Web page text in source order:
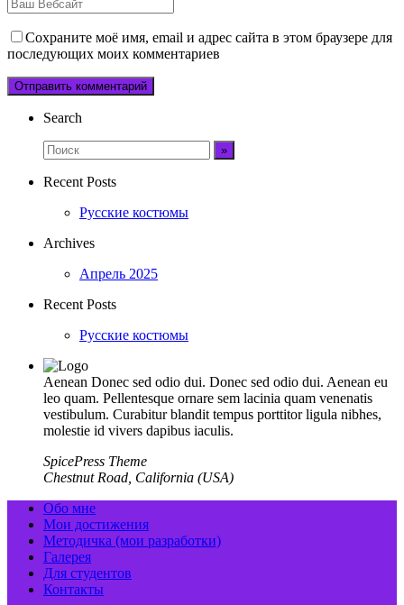
Сохраните моё имя, email и адрес сайта в этом браузере для
последующих моих комментариев
Search
Recent Posts
Русские костюмы
Archives
Апрель 2025
Recent Posts
Русские костюмы
Aenean Donec sed odio dui. Donec sed odio dui. Aenean eu
leo quam. Pellentesque ornare sem lacinia quam venenatis
vestibulum. Curabitur blandit tempus porttitor ligula nibhes,
molestie id vivers dapibus iaculis.
SpicePress Theme
Chestnut Road, California (USA)
Обо мне
Мои достижения
Методичка (мои разработки)
Галерея
Для студентов
Контакты